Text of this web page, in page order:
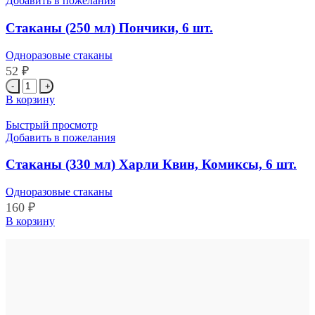
шт.
Стаканы (250 мл) Пончики, 6 шт.
Одноразовые стаканы
52 ₽
Количество
товара
Стаканы
(250
мл)
6
шт.
В корзину
Быстрый просмотр
Добавить в пожелания
Стаканы (330 мл) Харли Квин, Комиксы, 6 шт.
Одноразовые стаканы
160 ₽
Количество
В корзину